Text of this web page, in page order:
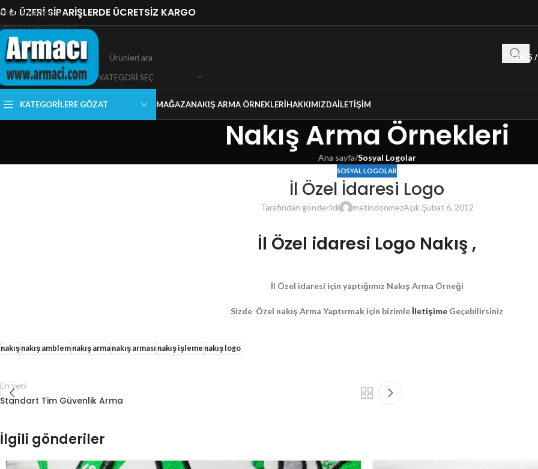
Skip to navigation
Skip to main content
₺ ÜZERİ SİPARİŞLERDE ÜCRETSİZ KARGO
KATEGORI SEÇ
GIRIŞ
KATEGORILERE GÖZAT MAĞAZANAKIŞ ARMA ÖRNEKLERIHAKKIMIZDAİLETIŞIM
Nakış Arma Örnekleri
Ana sayfa/Sosyal Logolar
SOSYAL LOGOLAR
İl Özel İdaresi Logo
Tarafından gönderildi metindonmezAçık Şubat 6, 2012
İl Özel idaresi Logo Nakış ,
İl Özel idaresi için yaptığımız Nakış Arma Örneği
Sizde Özel nakış Arma Yaptırmak için bizimle İletişime Geçebilirsiniz
nakışnakış amblemnakış armanakış arması nakış işleme nakış logo
En yeni
Standart Tim Güvenlik Arma
İlgili gönderiler